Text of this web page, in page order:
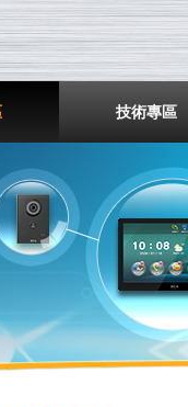
份有限公司
技術專區